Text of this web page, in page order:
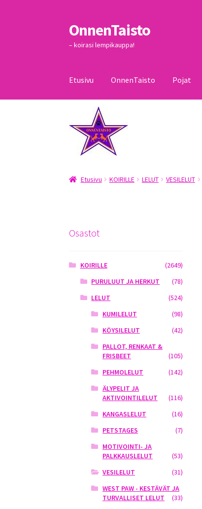
Siirry
navigointiin
Siirry
sisältöön
OnnenTaisto
– koirasi lempikauppa!
Etusivu OnnenTaisto Pojat
Kassa
Etusivu KOIRILLE LELUT VESILELUT
Osastot
KOIRILLE
(2649)
PURULUUT JA HERKUT
(78)
LELUT
(524)
KUMILELUT
(98)
KÖYSILELUT
(42)
PALLOT, RENKAAT &
FRISBEET
(105)
PEHMOLELUT
(142)
ÄLYPELIT JA
AKTIVOINTILELUT
(116)
KANGASLELUT
(16)
PETSTAGES
(7)
MOTIVOINTI- JA
PALKKAUSLELUT
(53)
VESILELUT
(31)
WEST PAW - KESTÄVÄT JA
TURVALLISET LELUT
(33)